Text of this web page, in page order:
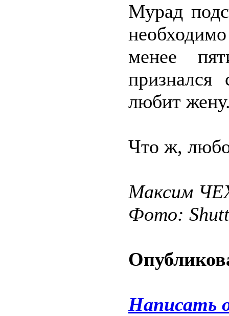
Мурад
менее
признался
любит
Что ж,
Максим
Фото:
Написать